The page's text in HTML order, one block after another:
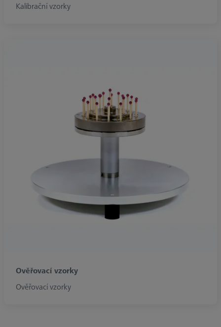
Kalibrační vzorky
Ověřovací vzorky
Ověřovací vzorky